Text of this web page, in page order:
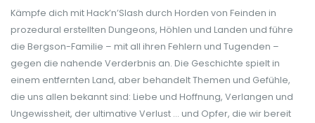
Kämpfe dich mit Hack’n’Slash durch Horden von Feinden in
prozedural erstellten Dungeons, Höhlen und Landen und führe
die Bergson-Familie – mit all ihren Fehlern und Tugenden –
gegen die nahende Verderbnis an. Die Geschichte spielt in
einem entfernten Land, aber behandelt Themen und Gefühle,
die uns allen bekannt sind: Liebe und Hoffnung, Verlangen und
Ungewissheit, der ultimative Verlust ... und Opfer, die wir bereit